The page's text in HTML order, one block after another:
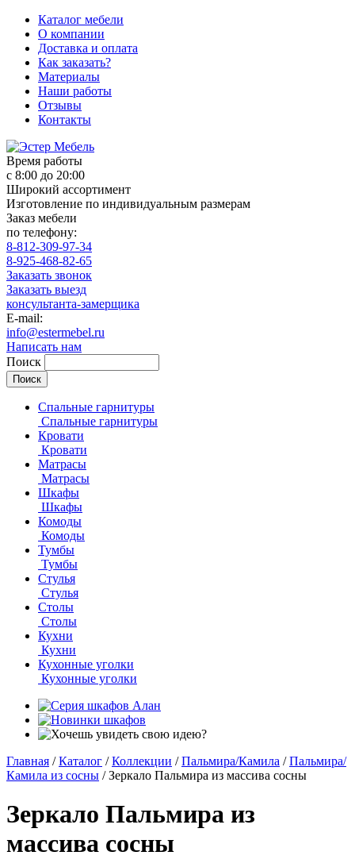
Каталог мебели
О компании
Доставка и оплата
Как заказать?
Материалы
Наши работы
Отзывы
Контакты
Время работы
с 8:00 до 20:00
Широкий ассортимент
Изготовление по индивидуальным размерам
Заказ мебели
по телефону:
8-812-309-97-34
8-925-468-82-65
Заказать звонок
Заказать выезд
консультанта-замерщика
E-mail:
info@estermebel.ru
Написать нам
Поиск
Спальные гарнитуры
Спальные гарнитуры
Кровати
Кровати
Матрасы
Матрасы
Шкафы
Шкафы
Комоды
Комоды
Тумбы
Тумбы
Стулья
Стулья
Столы
Столы
Кухни
Кухни
Кухонные уголки
Кухонные уголки
Главная / Каталог / Коллекции / Пальмира/Камила / Пальмира/
Камила из сосны / Зеркало Пальмира из массива сосны
Зеркало Пальмира из
массива сосны